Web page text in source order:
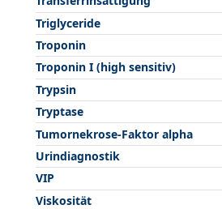
Triglyceride
Troponin
Troponin I (high sensitiv)
Trypsin
Tryptase
Tumornekrose-Faktor alpha
Urindiagnostik
VIP
Viskosität